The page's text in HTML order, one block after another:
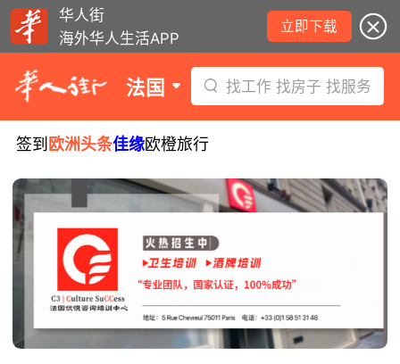
华人街
海外华人生活APP
立即下载
法国 找工作 找房子 找服务
签到 欧洲头条佳缘欧橙旅行